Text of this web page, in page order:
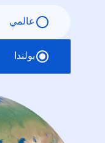
عالمي
بولندا